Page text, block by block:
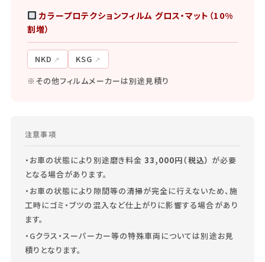
カラープロテクションフィルム グロス・マット（10%
割増）
NKD
KSG
※その他フィルムメーカーは別途見積り
注意事項
・お車の状態により別途磨き料金 33,000円（税込） が必要
となる場合があります。
・お車の状態により隙間等の清掃が完全に行えないため、施
工時にゴミ・ブツの混入など仕上がりに影響する場合があり
ます。
・Gクラス・スーパーカー等の特殊車両については別途お見
積りとなります。